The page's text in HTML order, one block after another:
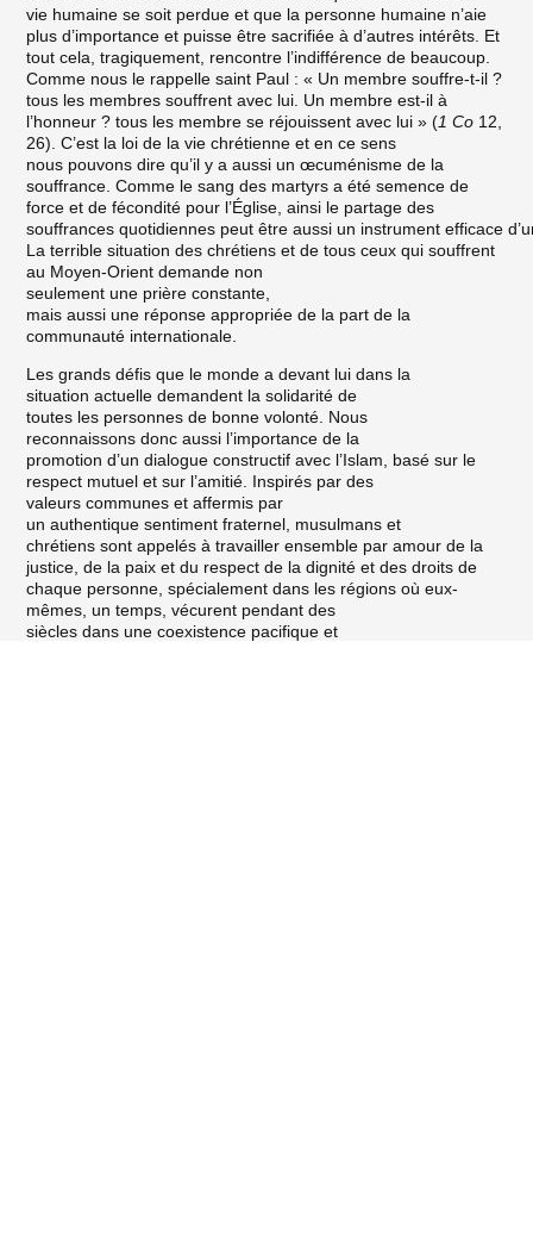
vie humaine se soit perdue et que la personne humaine n’aie
plus d’importance et puisse être sacrifiée à d’autres intérêts. Et
tout cela, tragiquement, rencontre l’indifférence de beaucoup.
Comme nous le rappelle saint Paul : « Un membre souffre-t-il ?
tous les membres souffrent avec lui. Un membre est-il à
l’honneur ? tous les membre se réjouissent avec lui » (1 Co 12,
26). C’est la loi de la vie chrétienne et en ce sens
nous pouvons dire qu’il y a aussi un œcuménisme de la
souffrance. Comme le sang des martyrs a été semence de
force et de fécondité pour l’Église, ainsi le partage des
souffrances quotidiennes peut être aussi un instrument efficace
La terrible situation des chrétiens et de tous ceux qui souffrent
au Moyen-Orient demande non
seulement une prière constante,
mais aussi une réponse appropriée de la part de la
communauté internationale.
Les grands défis que le monde a devant lui dans la
situation actuelle demandent la solidarité de
toutes les personnes de bonne volonté. Nous
reconnaissons donc aussi l’importance de la
promotion d’un dialogue constructif avec l’Islam, basé sur le
respect mutuel et sur l’amitié. Inspirés par des
valeurs communes et affermis par
un authentique sentiment fraternel, musulmans et
chrétiens sont appelés à travailler ensemble par amour de la
justice, de la paix et du respect de la dignité et des droits de
chaque personne, spécialement dans les régions où eux-
mêmes, un temps, vécurent pendant des
siècles dans une coexistence pacifique et